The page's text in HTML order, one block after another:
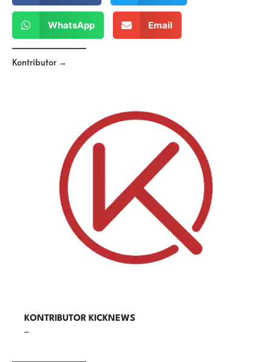
WhatsApp Email
Kontributor →
KONTRIBUTOR KICKNEWS
–